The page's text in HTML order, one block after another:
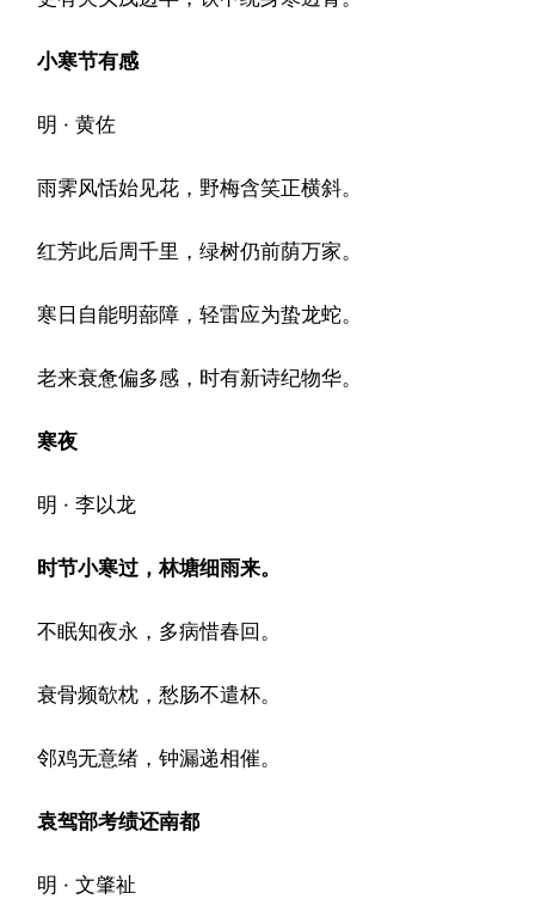
小寒节有感
明 · 黄佐
雨霁风恬始见花，野梅含笑正横斜。
红芳此后周千里，绿树仍前荫万家。
寒日自能明蔀障，轻雷应为蛰龙蛇。
老来衰惫偏多感，时有新诗纪物华。
寒夜
明 · 李以龙
时节小寒过，林塘细雨来。
不眠知夜永，多病惜春回。
衰骨频欹枕，愁肠不遣杯。
邻鸡无意绪，钟漏递相催。
袁驾部考绩还南都
明 · 文肇祉